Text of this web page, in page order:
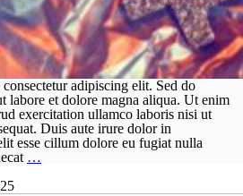
adipiscing elit. Sed do
labore et dolore magna aliqua. Ut enim
exercitation ullamco laboris nisi ut
Duis aute irure dolor in
esse cillum dolore eu fugiat nulla
…